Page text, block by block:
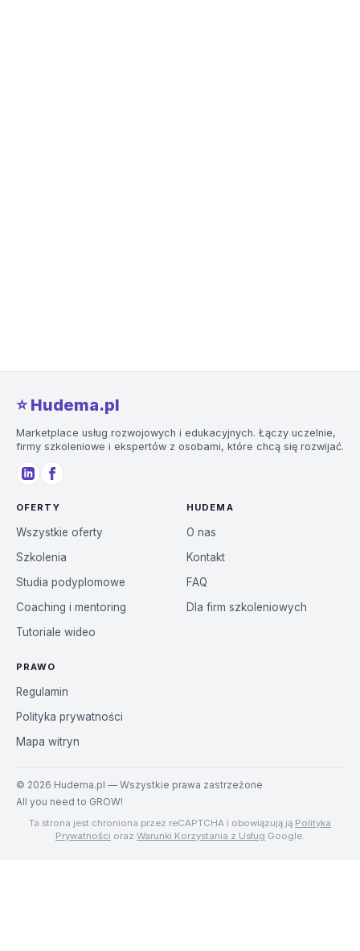
⭐️ Hudema.pl
Marketplace usług rozwojowych i edukacyjnych. Łączy uczelnie,
firmy szkoleniowe i ekspertów z osobami, które chcą się rozwijać.
OFERTY
Wszystkie oferty
Szkolenia
Studia podyplomowe
Coaching i mentoring
Tutoriale wideo
HUDEMA
O nas
Kontakt
FAQ
Dla firm szkoleniowych
PRAWO
Regulamin
Polityka prywatności
Mapa witryn
© 2026 Hudema.pl — Wszystkie prawa zastrzeżone
All you need to GROW!
Ta strona jest chroniona przez reCAPTCHA i obowiązują ją Polityka
Prywatności oraz Warunki Korzystania z Usług Google.